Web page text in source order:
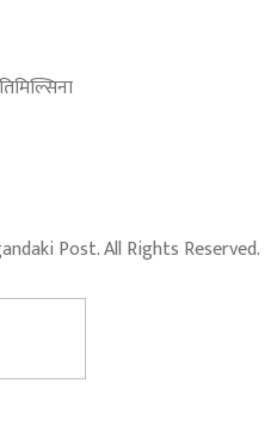
Post. All Rights Reserved.